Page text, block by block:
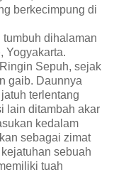
berkecimpung di
dihalaman
Yogyakarta.
Sepuh, sejak
gaib. Daunnya
terlentang
lain ditambah akar
kedalam
sebagai zimat
sebuah
tuah